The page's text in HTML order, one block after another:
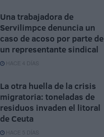
Una trabajadora de
Servilimpce denuncia un
caso de acoso por parte de
un representante sindical
HACE 4 DÍAS
La otra huella de la crisis
migratoria: toneladas de
residuos invaden el litoral
de Ceuta
HACE 5 DÍAS